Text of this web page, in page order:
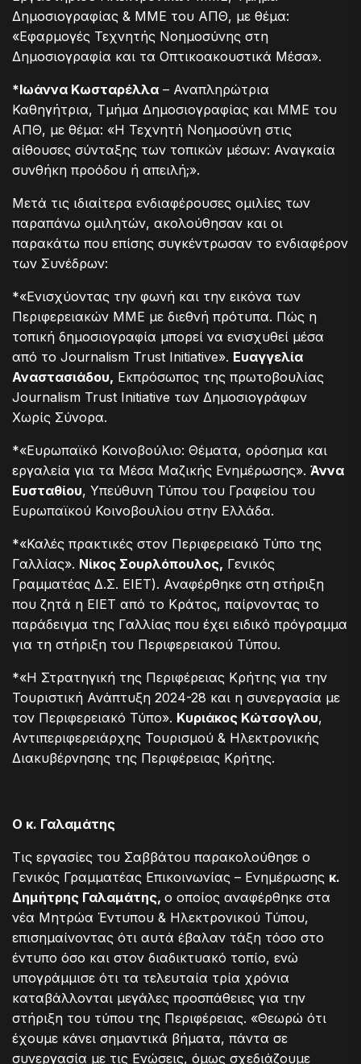
Δημοσιογραφίας & ΜΜΕ του ΑΠΘ, με θέμα:
«Εφαρμογές Τεχνητής Νοημοσύνης στη
Δημοσιογραφία και τα Οπτικοακουστικά Μέσα».
*Ιωάννα Κωσταρέλλα – Αναπληρώτρια
Καθηγήτρια, Τμήμα Δημοσιογραφίας και ΜΜΕ του
ΑΠΘ, με θέμα: «Η Τεχνητή Νοημοσύνη στις
αίθουσες σύνταξης των τοπικών μέσων: Αναγκαία
συνθήκη προόδου ή απειλή;».
Μετά τις ιδιαίτερα ενδιαφέρουσες ομιλίες των
παραπάνω ομιλητών, ακολούθησαν και οι
παρακάτω που επίσης συγκέντρωσαν το ενδιαφέρον
των Συνέδρων:
*«Ενισχύοντας την φωνή και την εικόνα των
Περιφερειακών ΜΜΕ με διεθνή πρότυπα. Πώς η
τοπική δημοσιογραφία μπορεί να ενισχυθεί μέσα
από το Journalism Trust Initiative». Ευαγγελία
Αναστασιάδου, Εκπρόσωπος της πρωτοβουλίας
Journalism Trust Initiative των Δημοσιογράφων
Χωρίς Σύνορα.
*«Ευρωπαϊκό Κοινοβούλιο: Θέματα, ορόσημα και
εργαλεία για τα Μέσα Μαζικής Ενημέρωσης». Άννα
Ευσταθίου, Υπεύθυνη Τύπου του Γραφείου του
Ευρωπαϊκού Κοινοβουλίου στην Ελλάδα.
*«Καλές πρακτικές στον Περιφερειακό Τύπο της
Γαλλίας». Νίκος Σουρλόπουλος, Γενικός
Γραμματέας Δ.Σ. ΕΙΕΤ). Αναφέρθηκε στη στήριξη
που ζητά η ΕΙΕΤ από το Κράτος, παίρνοντας το
παράδειγμα της Γαλλίας που έχει ειδικό πρόγραμμα
για τη στήριξη του Περιφερειακού Τύπου.
*«Η Στρατηγική της Περιφέρειας Κρήτης για την
Τουριστική Ανάπτυξη 2024-28 και η συνεργασία με
τον Περιφερειακό Τύπο». Κυριάκος Κώτσογλου,
Αντιπεριφερειάρχης Τουρισμού & Ηλεκτρονικής
Διακυβέρνησης της Περιφέρειας Κρήτης.
Ο κ. Γαλαμάτης
Τις εργασίες του Σαββάτου παρακολούθησε ο
Γενικός Γραμματέας Επικοινωνίας – Ενημέρωσης κ.
Δημήτρης Γαλαμάτης, ο οποίος αναφέρθηκε στα
νέα Μητρώα Έντυπου & Ηλεκτρονικού Τύπου,
επισημαίνοντας ότι αυτά έβαλαν τάξη τόσο στο
έντυπο όσο και στον διαδικτυακό τοπίο, ενώ
υπογράμμισε ότι τα τελευταία τρία χρόνια
καταβάλλονται μεγάλες προσπάθειες για την
στήριξη του τύπου της Περιφέρειας. «Θεωρώ ότι
έχουμε κάνει σημαντικά βήματα, πάντα σε
συνεργασία με τις Ενώσεις, όμως σχεδιάζουμε